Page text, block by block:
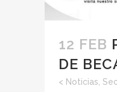
12 FEB
DE
< Noticias,